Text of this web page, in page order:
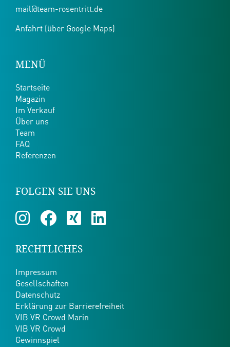
mail@team-rosentritt.de
Anfahrt (über Google Maps)
MENÜ
Startseite
Magazin
Im Verkauf
Über uns
Team
FAQ
Referenzen
FOLGEN SIE UNS
RECHTLICHES
Impressum
Gesellschaften
Datenschutz
Erklärung zur Barrierefreiheit
VIB VR Crowd Marin
VIB VR Crowd
Gewinnspiel